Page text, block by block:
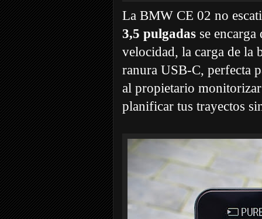
La BMW CE 02 no
3,5 pulgadas se
velocidad, la carga de la
ranura USB-C, perfecta
al propietario
planificar tus trayectos